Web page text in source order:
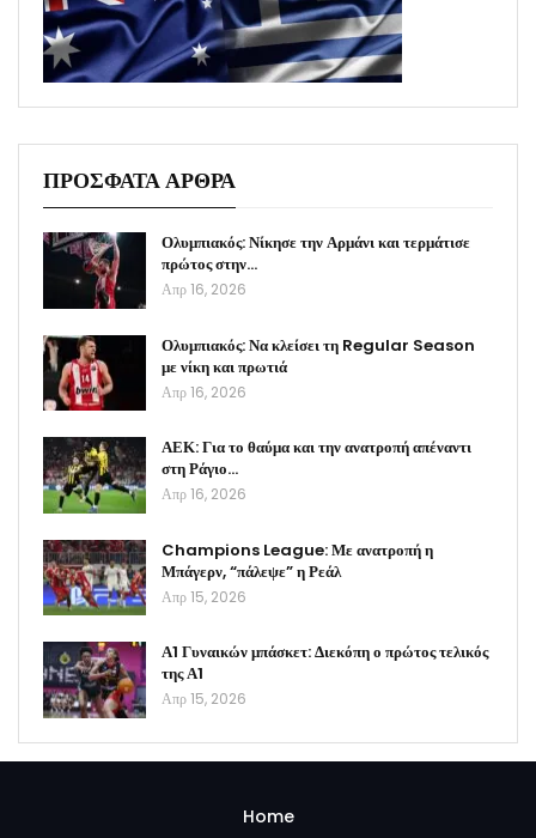
ΠΡΟΣΦΑΤΑ ΑΡΘΡΑ
Ολυμπιακός: Νίκησε την Αρμάνι και τερμάτισε
πρώτος στην…
Απρ 16, 2026
Ολυμπιακός: Να κλείσει τη Regular Season
με νίκη και πρωτιά
Απρ 16, 2026
ΑΕΚ: Για το θαύμα και την ανατροπή απέναντι
στη Ράγιο…
Απρ 16, 2026
Champions League: Με ανατροπή η
Μπάγερν, “πάλεψε” η Ρεάλ
Απρ 15, 2026
Α1 Γυναικών μπάσκετ: Διεκόπη ο πρώτος τελικός
της Α1
Απρ 15, 2026
Home